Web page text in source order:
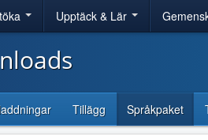
Upptäck & Lär
Tillägg Språkpaket